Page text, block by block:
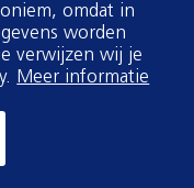
omdat in
worden
verwijzen wij je
Meer informatie